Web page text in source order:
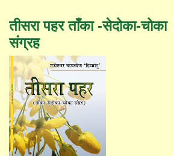
तीसरा पहर ताँका -सेदोका-चोका
संग्रह